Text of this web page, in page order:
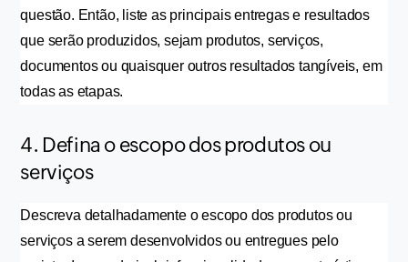
questão. Então, liste as principais entregas e resultados
que serão produzidos, sejam produtos, serviços,
documentos ou quaisquer outros resultados tangíveis, em
todas as etapas.
4. Defina o escopo dos produtos ou
serviços
Descreva detalhadamente o escopo dos produtos ou
serviços a serem desenvolvidos ou entregues pelo